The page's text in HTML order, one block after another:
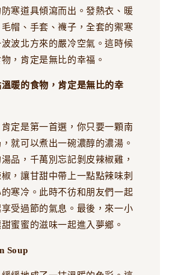
寒道具傾瀉而出。發熱衣、暖
帽、手套、襪子，全套的禦寒
波北方來的嚴冷空氣。這時候
，肯定是無比的幸福。
溫暖的食物，肯定是無比的幸
定是第一首選，你只要一顆南
就可以煮出一碗濃醇的濃湯。
品，千萬別忘記剝皮辣椒雞，
，讓甘甜中帶上一點點辣味刺
寒冷。此時不彷和朋友們一起
受過節的氣息。最後，來一小
蜜蜜的滋味一起進入夢鄉。
Soup